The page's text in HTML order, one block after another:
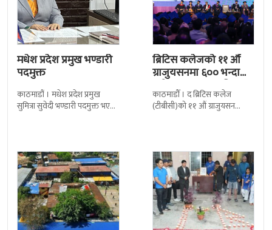
मधेश प्रदेश प्रमुख भण्डारी
पदमुक्त
काठमाडौं । मधेश प्रदेश प्रमुख
सुमित्रा सुवेदी भण्डारी पदमुक्त भएकी
ब्रिटिस कलेजको ११ औँ
ग्राजुयसनमा ६०० भन्दा
बढी ग्राजुयट सम्मानित
काठमाडौँ । द ब्रिटिस कलेज
(टीबीसी)को ११ औं ग्राजुयसन